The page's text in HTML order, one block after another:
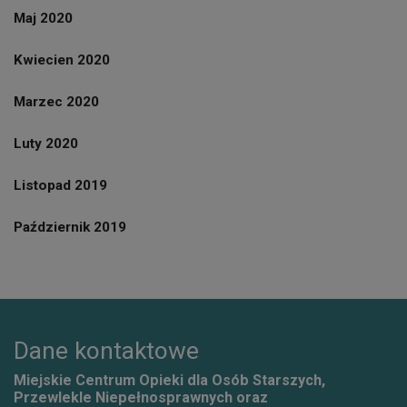
Maj 2020
Kwiecien 2020
Marzec 2020
Luty 2020
Listopad 2019
Październik 2019
Dane kontaktowe
Miejskie Centrum Opieki dla Osób Starszych,
Przewlekle Niepełnosprawnych oraz